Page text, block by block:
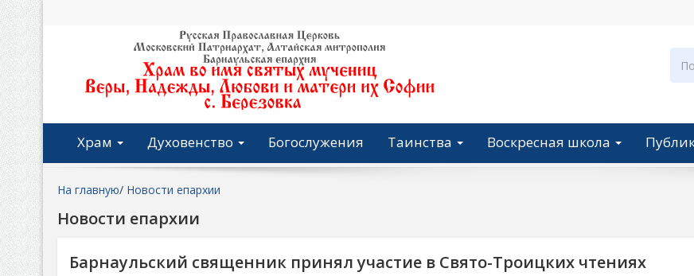
Храм Духовенство Богослужения Таинства Воскресная школа
На главную/ Новости епархии
Новости епархии
Барнаульский священник принял участие в Свято-Троицких чтениях